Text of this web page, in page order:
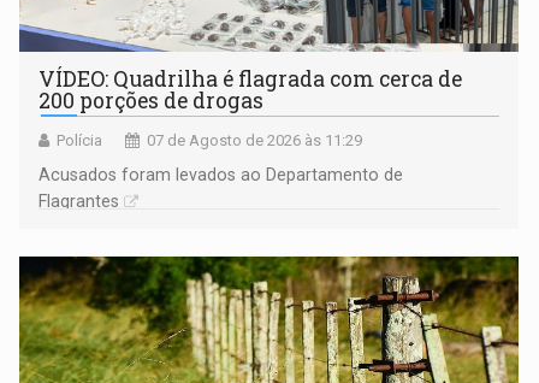
VÍDEO: Quadrilha é flagrada com cerca de
200 porções de drogas
Polícia 07 de Agosto de 2026 às 11:29
Acusados foram levados ao Departamento de
Flagrantes